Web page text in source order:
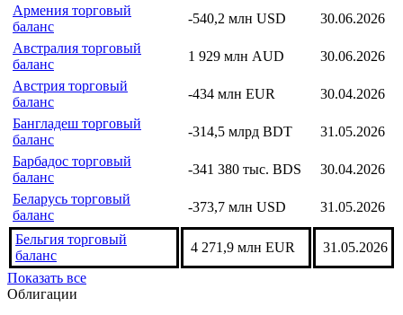
Армения торговый
баланс
-540,2 млн USD
30.06.2026
Австралия торговый
баланс
1 929 млн AUD
30.06.2026
Австрия торговый
баланс
-434 млн EUR
30.04.2026
Бангладеш торговый
баланс
-314,5 млрд BDT
31.05.2026
Барбадос торговый
баланс
-341 380 тыс. BDS
30.04.2026
Беларусь торговый
баланс
-373,7 млн USD 31.05.2026
Бельгия торговый
баланс
4 271,9 млн EUR
31.05.2026
Показать все
Облигации